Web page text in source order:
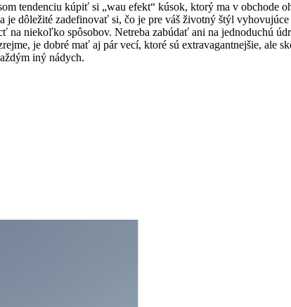
tendenciu kúpiť si „wau efekt“ kúsok, ktorý ma v obchode
dôležité zadefinovať si, čo je pre váš životný štýl
niekoľko spôsobov. Netreba zabúdať ani na jednoduchú
je dobré mať aj pár vecí, ktoré sú extravagantnejšie, ale
iný nádych.